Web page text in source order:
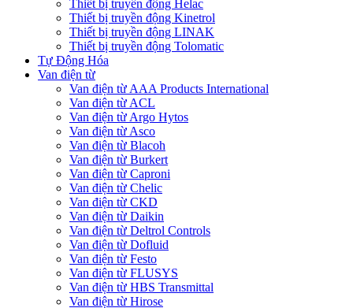
Thiết bị truyền động Helac
Thiết bị truyền động Kinetrol
Thiết bị truyền động LINAK
Thiết bị truyền động Tolomatic
Tự Động Hóa
Van điện từ
Van điện từ AAA Products International
Van điện từ ACL
Van điện từ Argo Hytos
Van điện từ Asco
Van điện từ Blacoh
Van điện từ Burkert
Van điện từ Caproni
Van điện từ Chelic
Van điện từ CKD
Van điện từ Daikin
Van điện từ Deltrol Controls
Van điện từ Dofluid
Van điện từ Festo
Van điện từ FLUSYS
Van điện từ HBS Transmittal
Van điện từ Hirose